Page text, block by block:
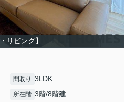
リビング】
間取り 3LDK
所在階 3階/8階建